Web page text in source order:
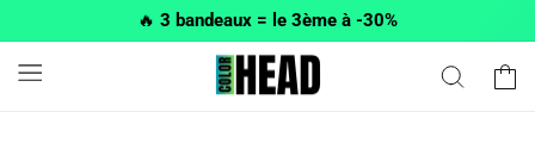
au
🔥 3 bandeaux = le 3ème à -30%
Panier